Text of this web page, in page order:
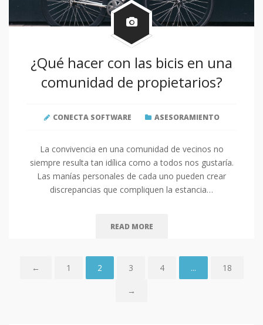
¿Qué hacer con las bicis en una
comunidad de propietarios?
CONECTA SOFTWARE ASESORAMIENTO
La convivencia en una comunidad de vecinos no
siempre resulta tan idílica como a todos nos gustaría.
Las manías personales de cada uno pueden crear
discrepancias que compliquen la estancia…
READ MORE
← 1 2 3 4 ... 18
→